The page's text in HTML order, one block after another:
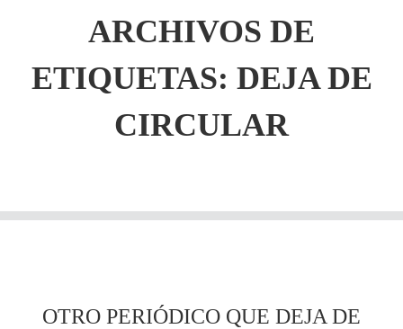
ARCHIVOS DE
ETIQUETAS: DEJA DE
CIRCULAR
OTRO PERIÓDICO QUE DEJA DE